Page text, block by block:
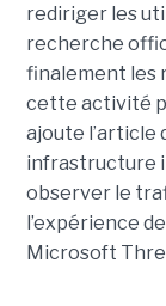
rediriger les
recherche
finalement les
cette activité
ajoute l’article
infrastructure
observer le
l’expérience
Microsoft